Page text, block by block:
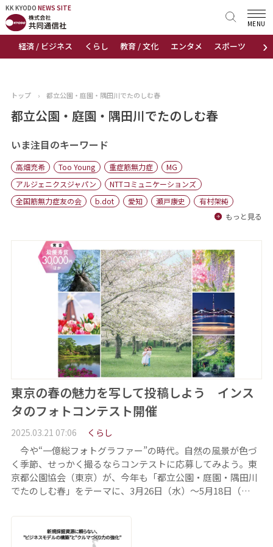
KK KYODO NEWS SITE
›
経済 / ビジネス くらし 教育 / 文化 エンタメ スポーツ 地域
MENU
KK KYODONEWS SITE
トップページ
ニュース
おすすめコンテンツ
出版物
会社概要
トップ › 都立公園・庭園・隅田川でたのしむ春
都立公園・庭園・隅田川でたのしむ春
いま注目のキーワード
高畑充希 Too Young 重症筋無力症
MG
アルジェニクスジャパン
NTTコミュニケーションズ
全国筋無力症友の会
b.dot 愛知 瀬戸康史
有村架純
もっと見る
東京の春の魅力を写して投稿しよう インス
タのフォトコンテスト開催
2025.03.21 07:06 くらし
今や“一億総フォトグラファー”の時代。自然の風景が色づ
く季節、せっかく撮るならコンテストに応募してみよう。東
京都公園協会（東京）が、今年も「都立公園・庭園・隅田川
でたのしむ春」をテーマに、3月26日（水）～5月18日（…